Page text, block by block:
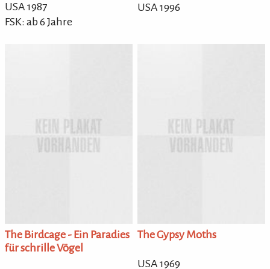
USA 1987
FSK: ab 6 Jahre
USA 1996
The Birdcage - Ein Paradies
für schrille Vögel
The Gypsy Moths
USA 1969